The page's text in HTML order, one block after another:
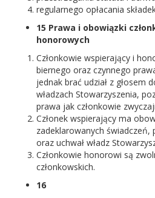
regularnego opłacania
15 Prawa i obowiązki
honorowych
Członkowie wspierający i
biernego oraz czynnego
jednak brać udział z głosem
władzach Stowarzyszenia,
prawa jak członkowie
Członek wspierający ma
zadeklarowanych świadczeń,
oraz uchwał władz
Członkowie honorowi są
członkowskich.
16